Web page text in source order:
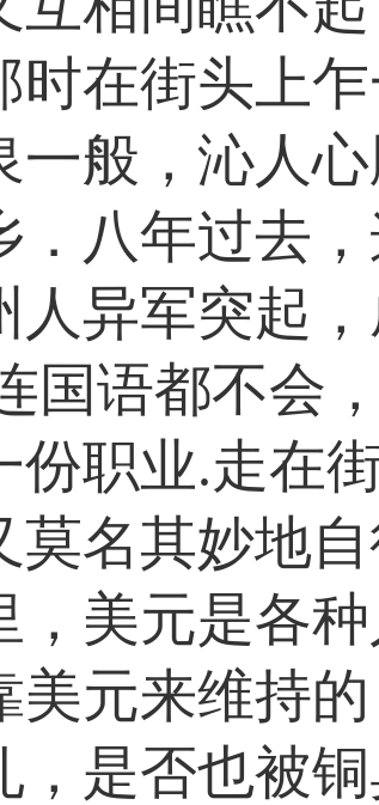
在街头上
般，沁人
八年过去
异军突起
国语都不会
职业.走在
名其妙地
美元是各种
元来维持
，是否也被